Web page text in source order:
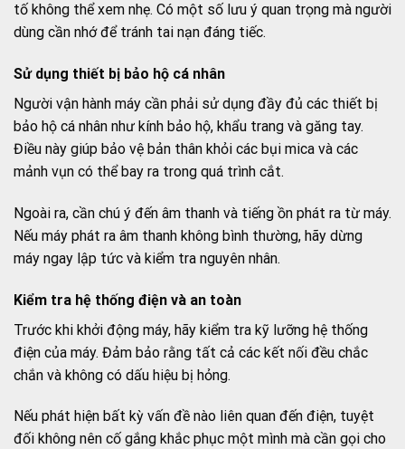
tố không thể xem nhẹ. Có một số lưu ý quan trọng mà người
dùng cần nhớ để tránh tai nạn đáng tiếc.
Sử dụng thiết bị bảo hộ cá nhân
Người vận hành máy cần phải sử dụng đầy đủ các thiết bị
bảo hộ cá nhân như kính bảo hộ, khẩu trang và găng tay.
Điều này giúp bảo vệ bản thân khỏi các bụi mica và các
mảnh vụn có thể bay ra trong quá trình cắt.
Ngoài ra, cần chú ý đến âm thanh và tiếng ồn phát ra từ máy.
Nếu máy phát ra âm thanh không bình thường, hãy dừng
máy ngay lập tức và kiểm tra nguyên nhân.
Kiểm tra hệ thống điện và an toàn
Trước khi khởi động máy, hãy kiểm tra kỹ lưỡng hệ thống
điện của máy. Đảm bảo rằng tất cả các kết nối đều chắc
chắn và không có dấu hiệu bị hỏng.
Nếu phát hiện bất kỳ vấn đề nào liên quan đến điện, tuyệt
đối không nên cố gắng khắc phục một mình mà cần gọi cho